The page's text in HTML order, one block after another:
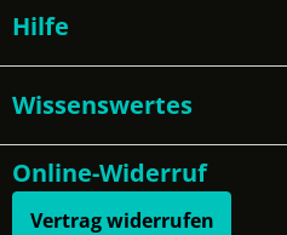
Hilfe
Wissenswertes
Online-Widerruf
Vertrag widerrufen